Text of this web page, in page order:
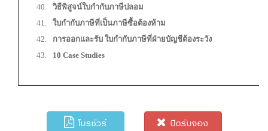
วิธีพิสูจน์ใบกำกับภาษีปลอม
ใบกำกับภาษีที่เป็นภาษีซื้อต้องห้าม
การออกและรับ ใบกำกับภาษีที่ฝ่ายบัญชีต้องระวัง
10 Case Studies
โบรชัวร์ ปิดรับจอง